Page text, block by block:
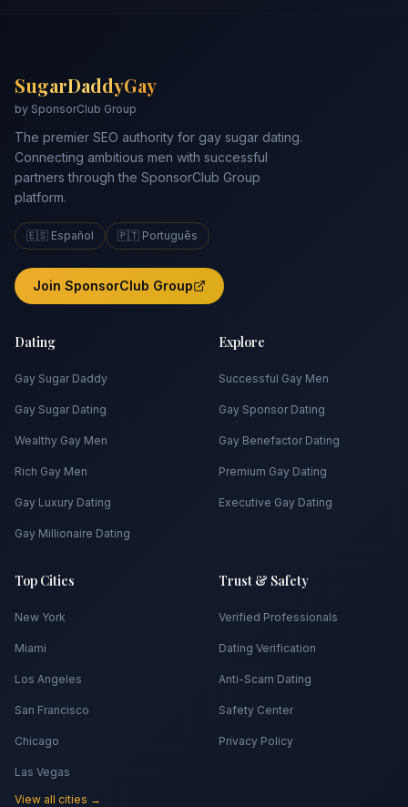
SugarDaddyGay
by SponsorClub Group
The premier SEO authority for gay sugar dating.
Connecting ambitious men with successful
partners through the SponsorClub Group
platform.
🇪🇸 Español 🇵🇹 Português
Join SponsorClub Group
Dating
Gay Sugar Daddy
Gay Sugar Dating
Wealthy Gay Men
Rich Gay Men
Gay Luxury Dating
Gay Millionaire Dating
Explore
Successful Gay Men
Gay Sponsor Dating
Gay Benefactor Dating
Premium Gay Dating
Executive Gay Dating
Top Cities
New York
Miami
Los Angeles
San Francisco
Chicago
Las Vegas
View all cities →
Trust & Safety
Verified Professionals
Dating Verification
Anti-Scam Dating
Safety Center
Privacy Policy